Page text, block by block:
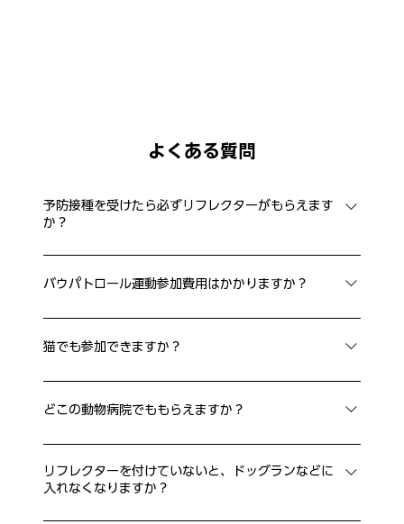
よくある質問
予防接種を受けたら必ずリフレクターがもらえます
か？
指定の予防を受けていただいた方にお渡ししています。
す。ご了承ください。
バウパトロール運動参加費用はかかりますか？
物病院で指定の予防接種や予防薬の処方を受けられた方
けまたはお近くの動物病院へ直接お問い合わせくださ
猫でも参加できますか？
の致死率が非常に高いことが知られています。室内飼い
どこの動物病院でももらえますか？
でのお渡しとなります。
リフレクターを付けていないと、ドッグランなどに
入れなくなりますか？